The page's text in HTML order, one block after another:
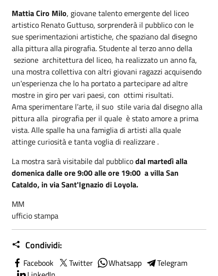
Mattia Ciro Milo, giovane talento emergente del liceo
artistico Renato Guttuso, sorprenderà il pubblico con le
sue sperimentazioni artistiche, che spaziano dal disegno
alla pittura alla pirografia. Studente al terzo anno della
sezione architettura del liceo, ha realizzato un anno fa,
una mostra collettiva con altri giovani ragazzi acquisendo
un'esperienza che lo ha portato a partecipare ad altre
mostre in giro per vari paesi, con ottimi risultati.
Ama sperimentare l’arte, il suo stile varia dal disegno alla
pittura alla pirografia per il quale è stato amore a prima
vista. Alle spalle ha una famiglia di artisti alla quale
attinge curiosità e tanta voglia di realizzare .
La mostra sarà visitabile dal pubblicodal martedì alla
domenica dalle ore 9:00 alle ore 19:00 a villa San
Cataldo, in via Sant'Ignazio di Loyola.
MM
ufficio stampa
Condividi:
Facebook Twitter Whatsapp
Telegram